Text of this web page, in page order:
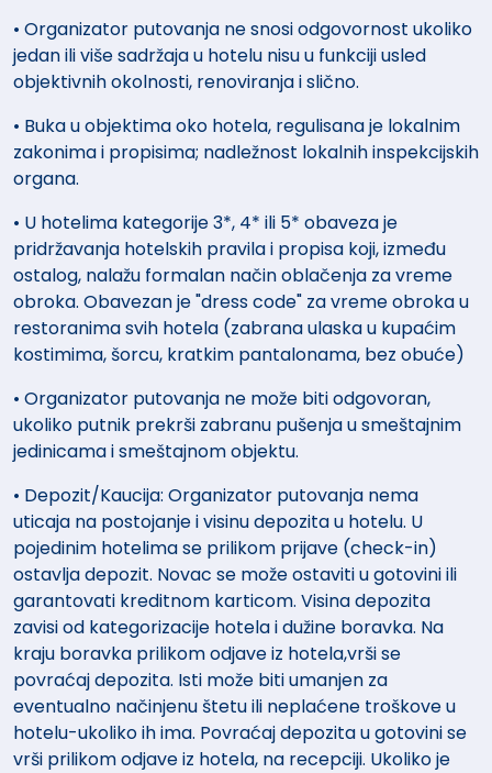
• Organizator putovanja ne snosi odgovornost ukoliko
jedan ili više sadržaja u hotelu nisu u funkciji usled
objektivnih okolnosti, renoviranja i slično.
• Buka u objektima oko hotela, regulisana je lokalnim
zakonima i propisima; nadležnost lokalnih inspekcijskih
organa.
• U hotelima kategorije 3*, 4* ili 5* obaveza je
pridržavanja hotelskih pravila i propisa koji, između
ostalog, nalažu formalan način oblačenja za vreme
obroka. Obavezan je "dress code" za vreme obroka u
restoranima svih hotela (zabrana ulaska u kupaćim
kostimima, šorcu, kratkim pantalonama, bez obuće)
• Organizator putovanja ne može biti odgovoran,
ukoliko putnik prekrši zabranu pušenja u smeštajnim
jedinicama i smeštajnom objektu.
• Depozit/Kaucija: Organizator putovanja nema
uticaja na postojanje i visinu depozita u hotelu. U
pojedinim hotelima se prilikom prijave (check-in)
ostavlja depozit. Novac se može ostaviti u gotovini ili
garantovati kreditnom karticom. Visina depozita
zavisi od kategorizacije hotela i dužine boravka. Na
kraju boravka prilikom odjave iz hotela,vrši se
povraćaj depozita. Isti može biti umanjen za
eventualno načinjenu štetu ili neplaćene troškove u
hotelu-ukoliko ih ima. Povraćaj depozita u gotovini se
vrši prilikom odjave iz hotela, na recepciji. Ukoliko je